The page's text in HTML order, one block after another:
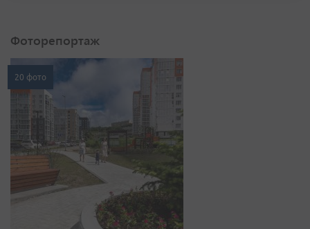
Фоторепортаж
20 фото